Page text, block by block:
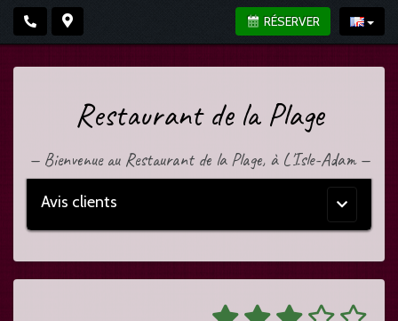
RÉSERVER
Restaurant de la Plage
—Bienvenue au Restaurant de la Plage, à L'Isle-Adam —
Menu
principal
Avis clients